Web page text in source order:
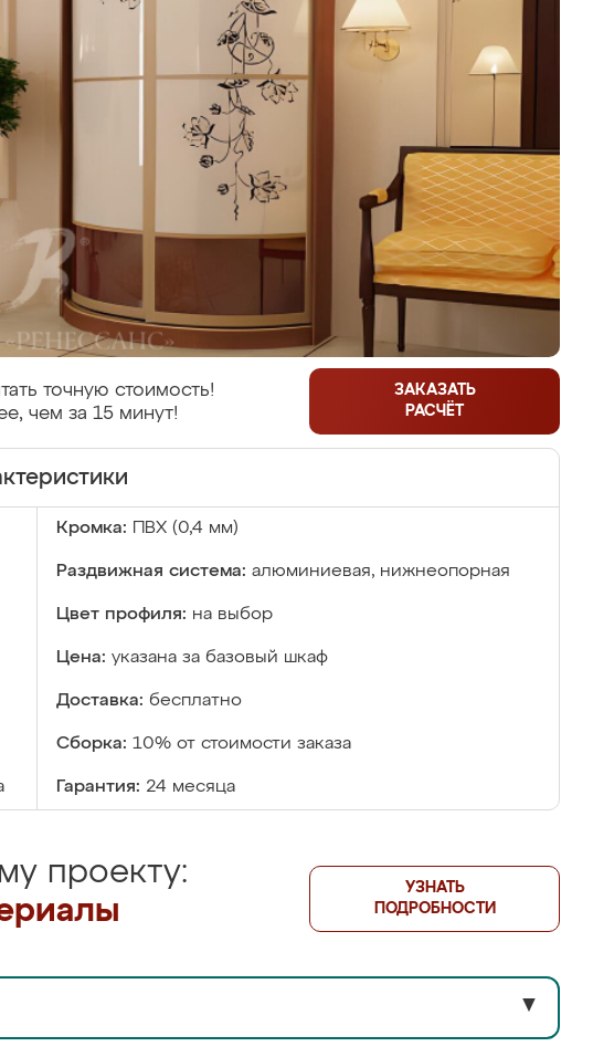
точную стоимость!
чем за 15 минут!
ЗАКАЗАТЬ
РАСЧЁТ
Кромка: ПВХ (0,4 мм)
Раздвижная система: алюминиевая, нижнеопорная
Цвет профиля: на выбор
Цена: указана за базовый шкаф
Доставка: бесплатно
Сборка: 10% от стоимости заказа
Гарантия: 24 месяца
проекту:
УЗНАТЬ
ПОДРОБНОСТИ
▼